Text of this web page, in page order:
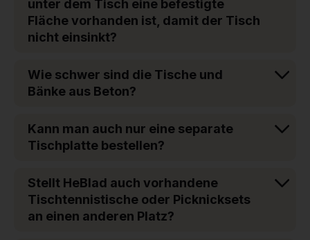
unter dem Tisch eine befestigte
Fläche vorhanden ist, damit der Tisch
nicht einsinkt?
Wie schwer sind die Tische und
Bänke aus Beton?
Kann man auch nur eine separate
Tischplatte bestellen?
Stellt HeBlad auch vorhandene
Tischtennistische oder Picknicksets
an einen anderen Platz?